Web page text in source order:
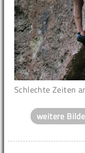
Schlechte Zeiten
weitere